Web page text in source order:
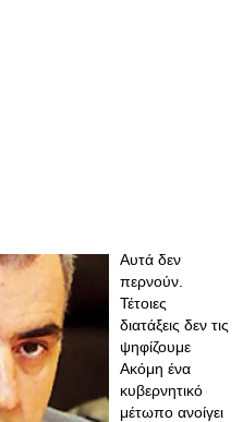
Αυτά δεν
περνούν.
Τέτοιες
διατάξεις δεν τις
ψηφίζουμε
Ακόμη ένα
κυβερνητικό
μέτωπο ανοίγει